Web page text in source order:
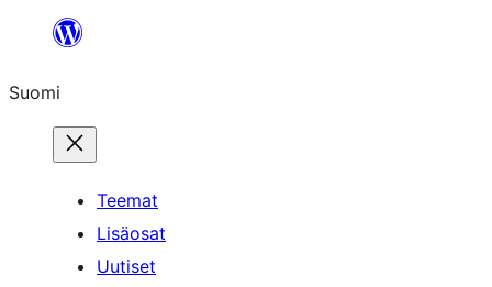
Suomi
Teemat
Lisäosat
Uutiset